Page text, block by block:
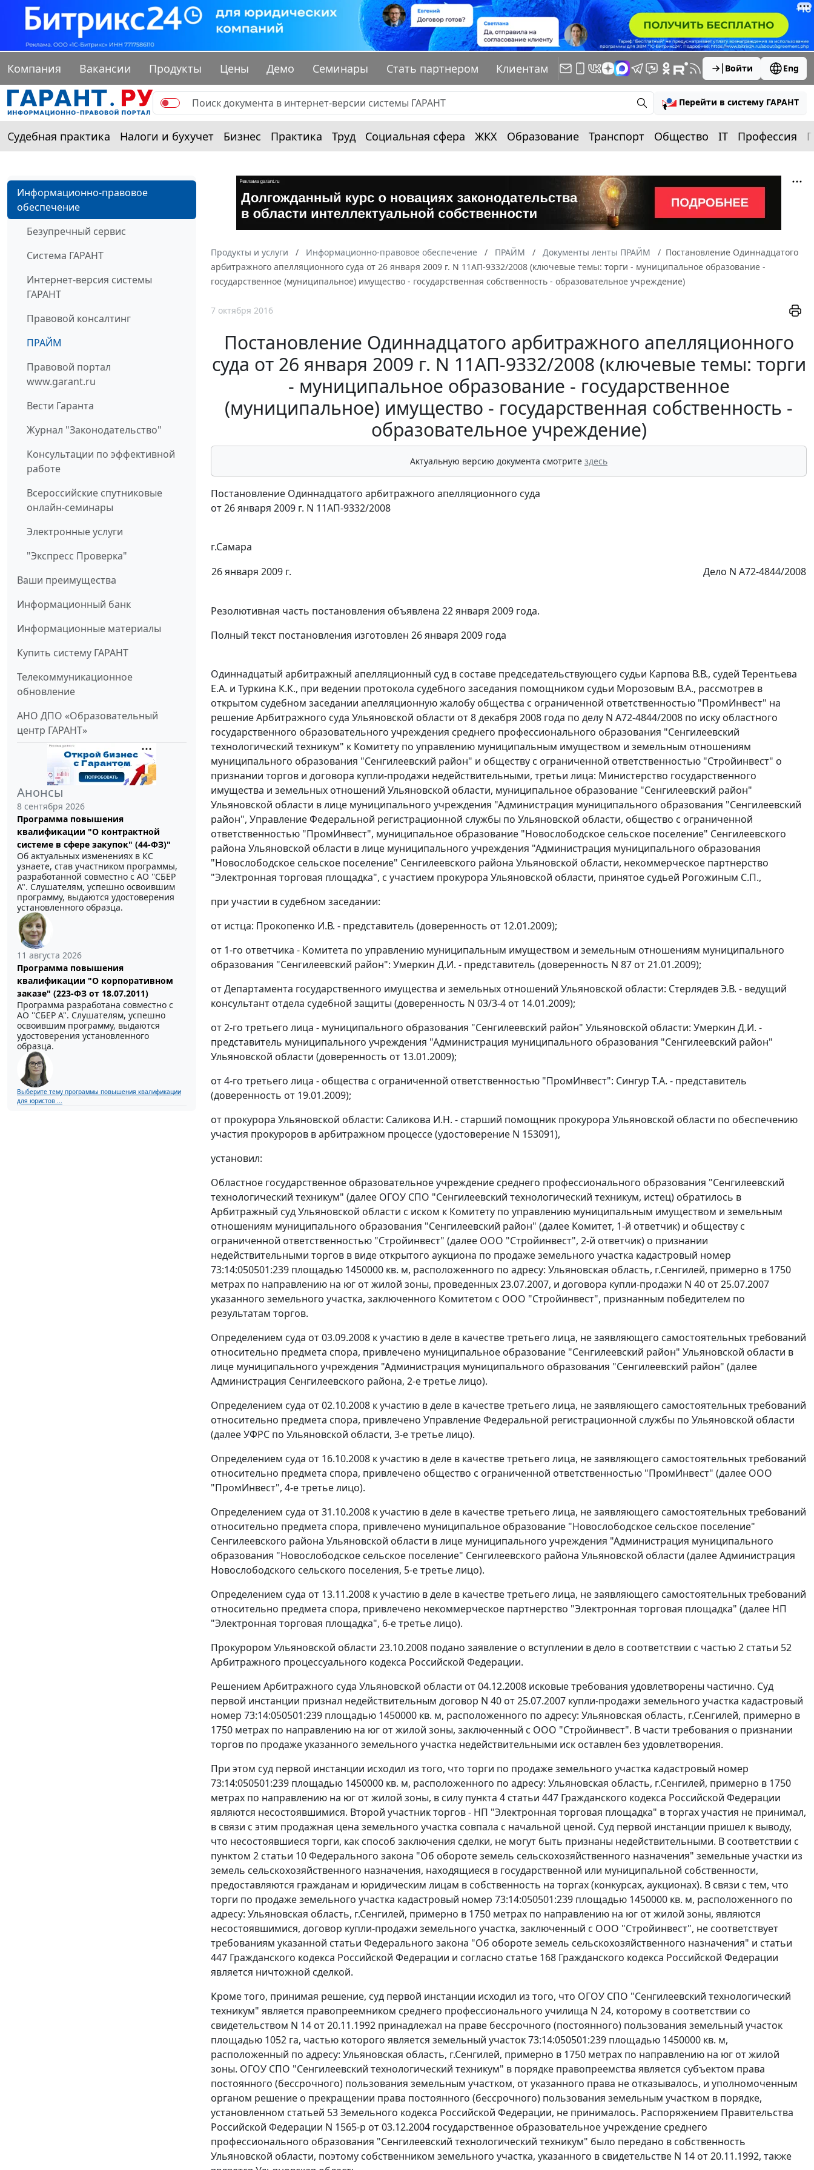
Компания Вакансии Продукты Цены Демо Семинары Стать партнером Клиентам Войти Eng
Перейти в систему ГАРАНТ
Судебная практика Налоги и бухучет Бизнес Практика Труд Социальная сфера ЖКХ Образование Транспорт Общество IT Профессия
Информационно-правовое
обеспечение
Безупречный сервис
Система ГАРАНТ
Интернет-версия системы
ГАРАНТ
Правовой консалтинг
ПРАЙМ
Правовой портал
www.garant.ru
Вести Гаранта
Журнал "Законодательство"
Консультации по эффективной
работе
Всероссийские спутниковые
онлайн-семинары
Электронные услуги
"Экспресс Проверка"
Ваши преимущества
Информационный банк
Информационные материалы
Купить систему ГАРАНТ
Телекоммуникационное
обновление
АНО ДПО «Образовательный
центр ГАРАНТ»
Анонсы
8 сентября 2026
Программа повышения
квалификации "О контрактной
системе в сфере закупок" (44-ФЗ)"
Об актуальных изменениях в КС
узнаете, став участником программы,
разработанной совместно с АО ''СБЕР
А". Слушателям, успешно освоившим
программу, выдаются удостоверения
установленного образца.
11 августа 2026
Программа повышения
квалификации "О корпоративном
заказе" (223-ФЗ от 18.07.2011)
Программа разработана совместно с
АО ''СБЕР А". Слушателям, успешно
освоившим программу, выдаются
удостоверения установленного
образца.
Выберите тему программы повышения квалификации
для юристов ...
Продукты и услуги Информационно-правовое обеспечение ПРАЙМ Документы ленты ПРАЙМ
Постановление Одиннадцатого
арбитражного апелляционного суда от 26 января 2009 г. N 11АП-9332/2008 (ключевые темы: торги - муниципальное образование -
государственное (муниципальное) имущество - государственная собственность - образовательное учреждение)
7 октября 2016
Постановление Одиннадцатого арбитражного апелляционного
суда от 26 января 2009 г. N 11АП-9332/2008 (ключевые темы: торги
- муниципальное образование - государственное
(муниципальное) имущество - государственная собственность -
образовательное учреждение)
Актуальную версию документа смотрите здесь
Постановление Одиннадцатого арбитражного апелляционного суда
от 26 января 2009 г. N 11АП-9332/2008
г.Самара
26 января 2009 г.
Дело N А72-4844/2008
Резолютивная часть постановления объявлена 22 января 2009 года.
Полный текст постановления изготовлен 26 января 2009 года
Одиннадцатый арбитражный апелляционный суд в составе председательствующего судьи Карпова В.В., судей Терентьева
Е.А. и Туркина К.К., при ведении протокола судебного заседания помощником судьи Морозовым В.А., рассмотрев в
открытом судебном заседании апелляционную жалобу общества с ограниченной ответственностью "ПромИнвест" на
решение Арбитражного суда Ульяновской области от 8 декабря 2008 года по делу N А72-4844/2008 по иску областного
государственного образовательного учреждения среднего профессионального образования "Сенгилеевский
технологический техникум" к Комитету по управлению муниципальным имуществом и земельным отношениям
муниципального образования "Сенгилеевский район" и обществу с ограниченной ответственностью "Стройинвест" о
признании торгов и договора купли-продажи недействительными, третьи лица: Министерство государственного
имущества и земельных отношений Ульяновской области, муниципальное образование "Сенгилеевский район"
Ульяновской области в лице муниципального учреждения "Администрация муниципального образования "Сенгилеевский
район", Управление Федеральной регистрационной службы по Ульяновской области, общество с ограниченной
ответственностью "ПромИнвест", муниципальное образование "Новослободское сельское поселение" Сенгилеевского
района Ульяновской области в лице муниципального учреждения "Администрация муниципального образования
"Новослободское сельское поселение" Сенгилеевского района Ульяновской области, некоммерческое партнерство
"Электронная торговая площадка", с участием прокурора Ульяновской области, принятое судьей Рогожиным С.П.,
при участии в судебном заседании:
от истца: Прокопенко И.В. - представитель (доверенность от 12.01.2009);
от 1-го ответчика - Комитета по управлению муниципальным имуществом и земельным отношениям муниципального
образования "Сенгилеевский район": Умеркин Д.И. - представитель (доверенность N 87 от 21.01.2009);
от Департамента государственного имущества и земельных отношений Ульяновской области: Стерлядев Э.В. - ведущий
консультант отдела судебной защиты (доверенность N 03/3-4 от 14.01.2009);
от 2-го третьего лица - муниципального образования "Сенгилеевский район" Ульяновской области: Умеркин Д.И. -
представитель муниципального учреждения "Администрация муниципального образования "Сенгилеевский район"
Ульяновской области (доверенность от 13.01.2009);
от 4-го третьего лица - общества с ограниченной ответственностью "ПромИнвест": Сингур Т.А. - представитель
(доверенность от 19.01.2009);
от прокурора Ульяновской области: Саликова И.Н. - старший помощник прокурора Ульяновской области по обеспечению
участия прокуроров в арбитражном процессе (удостоверение N 153091),
установил:
Областное государственное образовательное учреждение среднего профессионального образования "Сенгилеевский
технологический техникум" (далее ОГОУ СПО "Сенгилеевский технологический техникум, истец) обратилось в
Арбитражный суд Ульяновской области с иском к Комитету по управлению муниципальным имуществом и земельным
отношениям муниципального образования "Сенгилеевский район" (далее Комитет, 1-й ответчик) и обществу с
ограниченной ответственностью "Стройинвест" (далее ООО "Стройинвест", 2-й ответчик) о признании
недействительными торгов в виде открытого аукциона по продаже земельного участка кадастровый номер
73:14:050501:239 площадью 1450000 кв. м, расположенного по адресу: Ульяновская область, г.Сенгилей, примерно в 1750
метрах по направлению на юг от жилой зоны, проведенных 23.07.2007, и договора купли-продажи N 40 от 25.07.2007
указанного земельного участка, заключенного Комитетом с ООО "Стройинвест", признанным победителем по
результатам торгов.
Определением суда от 03.09.2008 к участию в деле в качестве третьего лица, не заявляющего самостоятельных требований
относительно предмета спора, привлечено муниципальное образование "Сенгилеевский район" Ульяновской области в
лице муниципального учреждения "Администрация муниципального образования "Сенгилеевский район" (далее
Администрация Сенгилеевского района, 2-е третье лицо).
Определением суда от 02.10.2008 к участию в деле в качестве третьего лица, не заявляющего самостоятельных требований
относительно предмета спора, привлечено Управление Федеральной регистрационной службы по Ульяновской области
(далее УФРС по Ульяновской области, 3-е третье лицо).
Определением суда от 16.10.2008 к участию в деле в качестве третьего лица, не заявляющего самостоятельных требований
относительно предмета спора, привлечено общество с ограниченной ответственностью "ПромИнвест" (далее ООО
"ПромИнвест", 4-е третье лицо).
Определением суда от 31.10.2008 к участию в деле в качестве третьего лица, не заявляющего самостоятельных требований
относительно предмета спора, привлечено муниципальное образование "Новослободское сельское поселение"
Сенгилеевского района Ульяновской области в лице муниципального учреждения "Администрация муниципального
образования "Новослободское сельское поселение" Сенгилеевского района Ульяновской области (далее Администрация
Новослободского сельского поселения, 5-е третье лицо).
Определением суда от 13.11.2008 к участию в деле в качестве третьего лица, не заявляющего самостоятельных требований
относительно предмета спора, привлечено некоммерческое партнерство "Электронная торговая площадка" (далее НП
"Электронная торговая площадка", 6-е третье лицо).
Прокурором Ульяновской области 23.10.2008 подано заявление о вступлении в дело в соответствии с частью 2 статьи 52
Арбитражного процессуального кодекса Российской Федерации.
Решением Арбитражного суда Ульяновской области от 04.12.2008 исковые требования удовлетворены частично. Суд
первой инстанции признал недействительным договор N 40 от 25.07.2007 купли-продажи земельного участка кадастровый
номер 73:14:050501:239 площадью 1450000 кв. м, расположенного по адресу: Ульяновская область, г.Сенгилей, примерно в
1750 метрах по направлению на юг от жилой зоны, заключенный с ООО "Стройинвест". В части требования о признании
торгов по продаже указанного земельного участка недействительными иск оставлен без удовлетворения.
При этом суд первой инстанции исходил из того, что торги по продаже земельного участка кадастровый номер
73:14:050501:239 площадью 1450000 кв. м, расположенного по адресу: Ульяновская область, г.Сенгилей, примерно в 1750
метрах по направлению на юг от жилой зоны, в силу пункта 4 статьи 447 Гражданского кодекса Российской Федерации
являются несостоявшимися. Второй участник торгов - НП "Электронная торговая площадка" в торгах участия не принимал,
в связи с этим продажная цена земельного участка совпала с начальной ценой. Суд первой инстанции пришел к выводу,
что несостоявшиеся торги, как способ заключения сделки, не могут быть признаны недействительными. В соответствии с
пунктом 2 статьи 10Федерального закона "Об обороте земель сельскохозяйственного назначения" земельные участки из
земель сельскохозяйственного назначения, находящиеся в государственной или муниципальной собственности,
предоставляются гражданам и юридическим лицам в собственность на торгах (конкурсах, аукционах). В связи с тем, что
торги по продаже земельного участка кадастровый номер 73:14:050501:239 площадью 1450000 кв. м, расположенного по
адресу: Ульяновская область, г.Сенгилей, примерно в 1750 метрах по направлению на юг от жилой зоны, являются
несостоявшимися, договор купли-продажи земельного участка, заключенный с ООО "Стройинвест", не соответствует
требованиям указанной статьи Федерального закона "Об обороте земель сельскохозяйственного назначения" и статьи
447 Гражданского кодекса Российской Федерации и согласно статье 168 Гражданского кодекса Российской Федерации
является ничтожной сделкой.
Кроме того, принимая решение, суд первой инстанции исходил из того, что ОГОУ СПО "Сенгилеевский технологический
техникум" является правопреемником среднего профессионального училища N 24, которому в соответствии со
свидетельством N 14 от 20.11.1992 принадлежал на праве бессрочного (постоянного) пользования земельный участок
площадью 1052 га, частью которого является земельный участок 73:14:050501:239 площадью 1450000 кв. м,
расположенный по адресу: Ульяновская область, г.Сенгилей, примерно в 1750 метрах по направлению на юг от жилой
зоны. ОГОУ СПО "Сенгилеевский технологический техникум" в порядке правопреемства является субъектом права
постоянного (бессрочного) пользования земельным участком, от указанного права не отказывалось, и уполномоченным
органом решение о прекращении права постоянного (бессрочного) пользования земельным участком в порядке,
установленном статьей 53Земельного кодекса Российской Федерации, не принималось. Распоряжением Правительства
Российской Федерации N 1565-р от 03.12.2004 государственное образовательное учреждение среднего
профессионального образования "Сенгилеевский технологический техникум" было передано в собственность
Ульяновской области, поэтому собственником земельного участка, указанного в свидетельстве N 14 от 20.11.1992, также